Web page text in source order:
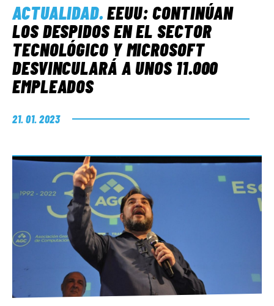
ACTUALIDAD.EEUU: CONTINÚAN
LOS DESPIDOS EN EL SECTOR
TECNOLÓGICO Y MICROSOFT
DESVINCULARÁ A UNOS 11.000
EMPLEADOS
21. 01. 2023